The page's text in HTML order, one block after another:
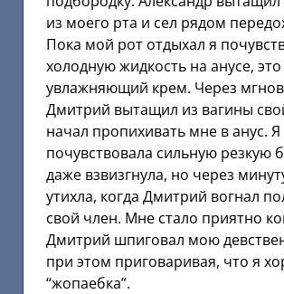
из моего рта и сел рядом
Пока мой рот отдыхал я
холодную жидкость на анусе,
увлажняющий крем. Через
Дмитрий вытащил из вагины
начал пропихивать мне в анус. Я
почувствовала сильную резкую
даже взвизгнула, но через
утихла, когда Дмитрий вогнал
свой член. Мне стало приятно
Дмитрий шпиговал мою
при этом приговаривая, что я
“жопаебка”.